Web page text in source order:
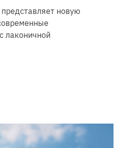
новую
лаконичной